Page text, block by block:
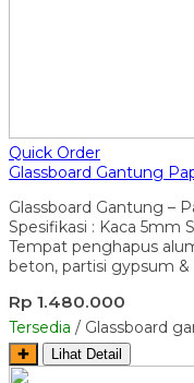
Quick Order
Glassboard Gantung
Glassboard Gantung –
Spesifikasi : Kaca 5mm
Tempat penghapus
beton, partisi gypsum &
Rp 1.480.000
Tersedia / Glassboard
✚ Lihat Detail